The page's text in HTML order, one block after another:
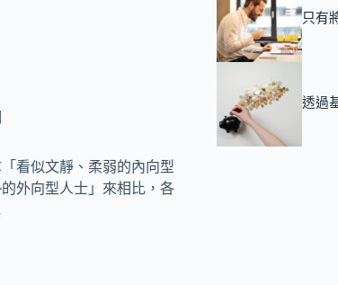
看似文靜、柔弱的內向型
外向型人士」來相比，各
只有
透過